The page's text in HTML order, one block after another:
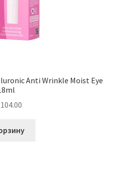
Anti Wrinkle Moist Eye